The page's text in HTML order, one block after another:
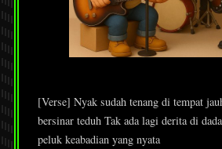
[Verse] Nyak sudah tenang di tempat
bersinar teduh Tak ada lagi derita di
peluk keabadian yang nyata